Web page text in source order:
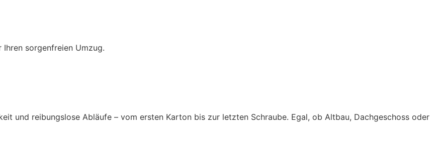
sorgenfreien Umzug.
und reibungslose Abläufe – vom ersten Karton bis zur letzten Schraube. Egal, ob Altbau, Dachgeschoss oder